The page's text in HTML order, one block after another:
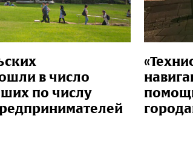
в число
по числу